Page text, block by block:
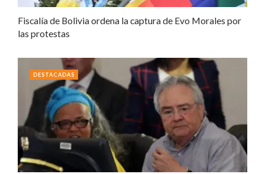
Fiscalía de Bolivia ordena la captura de Evo Morales por
las protestas
DESTACADAS